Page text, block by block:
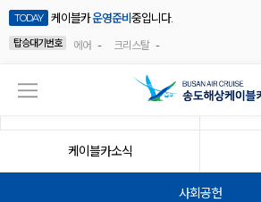
TODAY 케이블카운영준비 중입니다.
탑승대기번호
에어 - 크리스탈 -
케이블카소식
사회공헌